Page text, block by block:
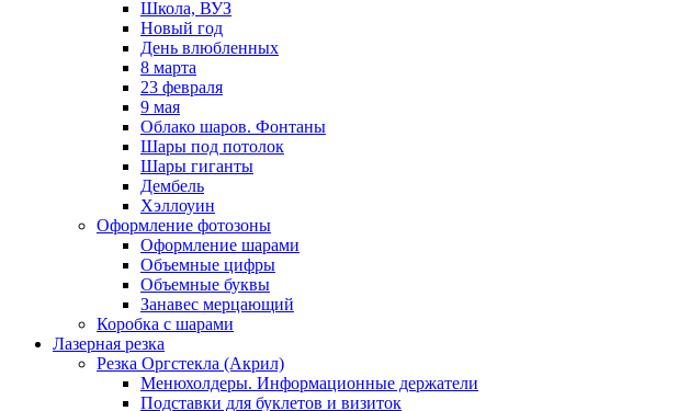
Школа, ВУЗ
Новый год
День влюбленных
8 марта
23 февраля
9 мая
Облако шаров. Фонтаны
Шары под потолок
Шары гиганты
Дембель
Хэллоуин
Оформление фотозоны
Оформление шарами
Объемные цифры
Объемные буквы
Занавес мерцающий
Коробка с шарами
Лазерная резка
Резка Оргстекла (Акрил)
Менюхолдеры. Информационные держатели
Подставки для буклетов и визиток